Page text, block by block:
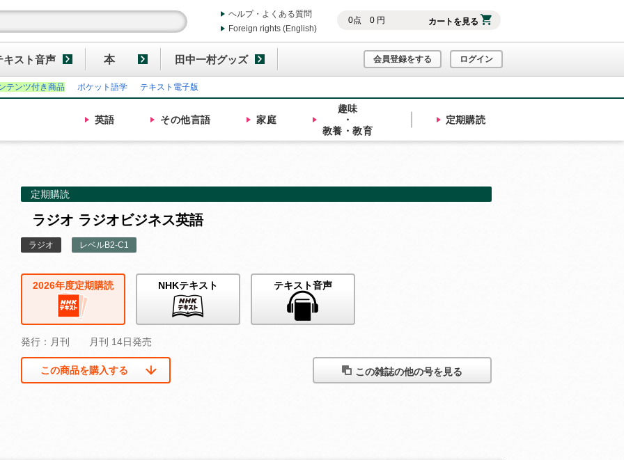
0点 0円 カートを見る
ヘルプ・よくある質問
Foreign rights (English)
キスト音声 本 田中一村グッズ 会員登録をする ログイン
テンツ付き商品 ポケット語学 テキスト電子版
英語 その他言語 家庭
趣味
・
教養・教育
定期購読
定期購読
ラジオ ラジオビジネス英語
ラジオ レベルB2-C1
2026年度定期購読 NHKテキスト テキスト音声
発行：月刊 月刊 14日発売
この商品を購入する この雑誌の他の号を見る